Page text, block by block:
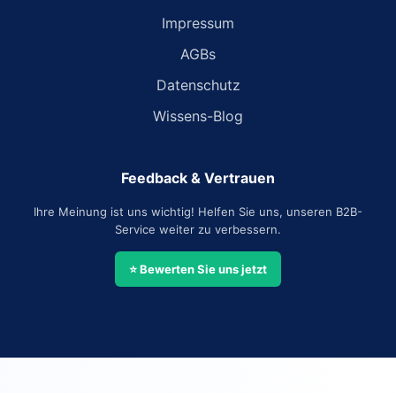
Impressum
AGBs
Datenschutz
Wissens-Blog
Feedback & Vertrauen
Ihre Meinung ist uns wichtig! Helfen Sie uns, unseren B2B-
Service weiter zu verbessern.
⭐ Bewerten Sie uns jetzt